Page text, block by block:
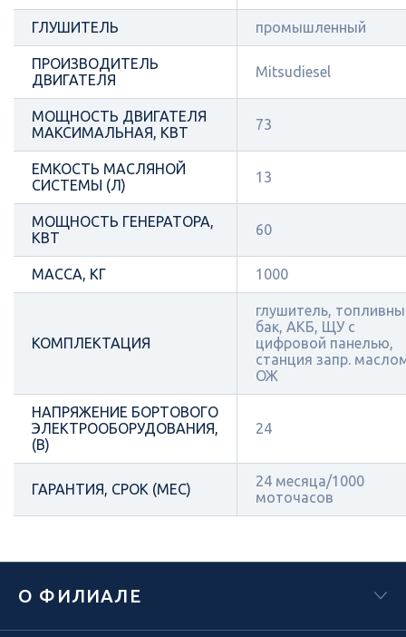
ГЛУШИТЕЛЬ промышленный
ПРОИЗВОДИТЕЛЬ
ДВИГАТЕЛЯ
Mitsudiesel
МОЩНОСТЬ ДВИГАТЕЛЯ
МАКСИМАЛЬНАЯ, КВТ
73
ЕМКОСТЬ МАСЛЯНОЙ
СИСТЕМЫ (Л)
13
МОЩНОСТЬ ГЕНЕРАТОРА,
КВТ
60
МАССА, КГ 1000
КОМПЛЕКТАЦИЯ
глушитель,
бак, АКБ, ЩУ с
цифровой панелью,
станция запр.
ОЖ
НАПРЯЖЕНИЕ БОРТОВОГО
ЭЛЕКТРООБОРУДОВАНИЯ,
(В)
24
ГАРАНТИЯ, СРОК (МЕС)
24 месяца/1000
моточасов
О ФИЛИАЛЕ